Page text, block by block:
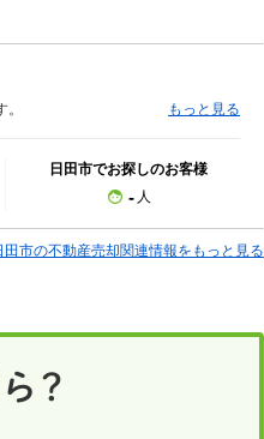
もっと見る
日田市でお探しのお客様
- 人
田市の不動産売却関連情報をもっと見る